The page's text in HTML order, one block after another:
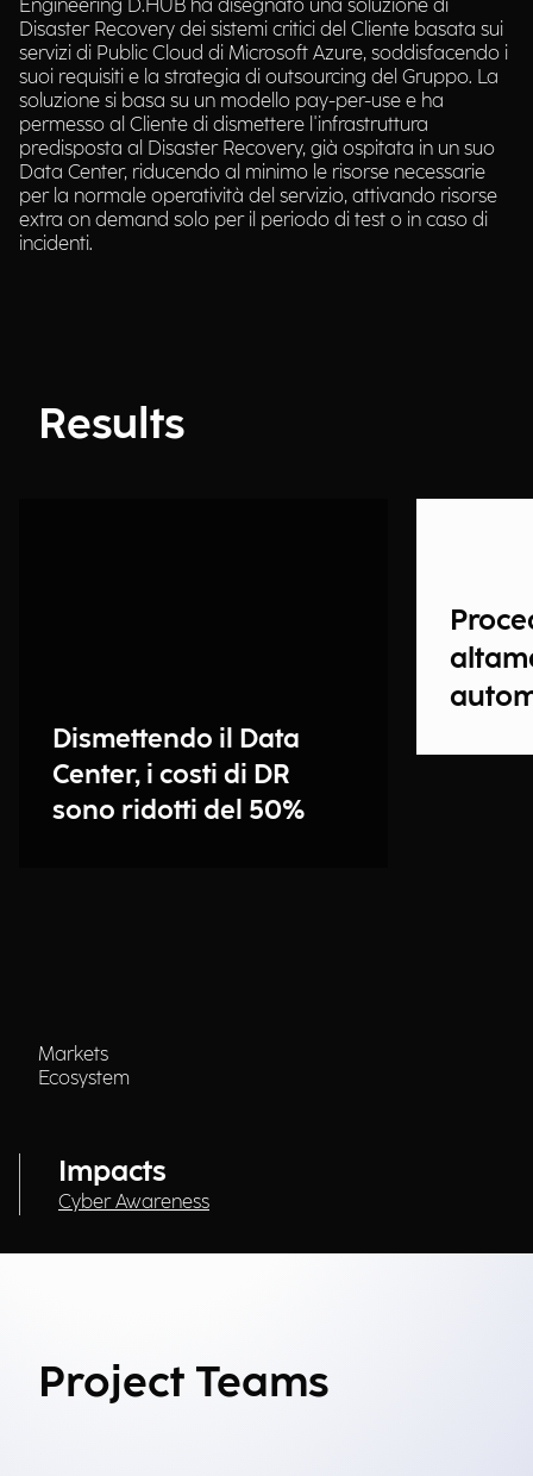
Engineering D.HUB ha disegnato una soluzione di
Disaster Recovery dei sistemi critici del Cliente basata sui
servizi di Public Cloud di Microsoft Azure, soddisfacendo i
suoi requisiti e la strategia di outsourcing del Gruppo. La
soluzione si basa su un modello pay-per-use e ha
permesso al Cliente di dismettere l'infrastruttura
predisposta al Disaster Recovery, già ospitata in un suo
Data Center, riducendo al minimo le risorse necessarie
per la normale operatività del servizio, attivando risorse
extra on demand solo per il periodo di test o in caso di
incidenti.
Results
Dismettendo il Data
Center, i costi di DR
sono ridotti del 50%
Markets
Ecosystem
Impacts
Cyber Awareness
Project Teams